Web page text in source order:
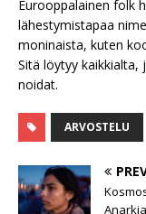
Eurooppalainen folk
lähestymistapaa
moninaista, kuten
Sitä löytyy kaikkialta,
noidat.
ARVOSTELU